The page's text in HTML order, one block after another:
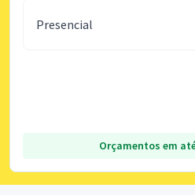
Presencial
Orçamentos em